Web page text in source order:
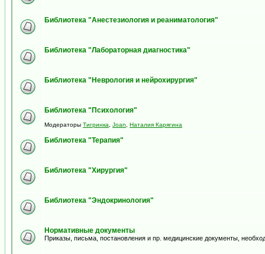
Библиотека "Анестезиология и реаниматология"
Библиотека "Лабораторная диагностика"
Библиотека "Неврология и нейрохирургия"
Библиотека "Психология"
Модераторы Тигринка Joan Наталия Карягина
Библиотека "Терапия"
Библиотека "Хирургия"
Библиотека "Эндокринология"
Нормативные документы
Приказы, письма, постановления и пр. медицинские документы,